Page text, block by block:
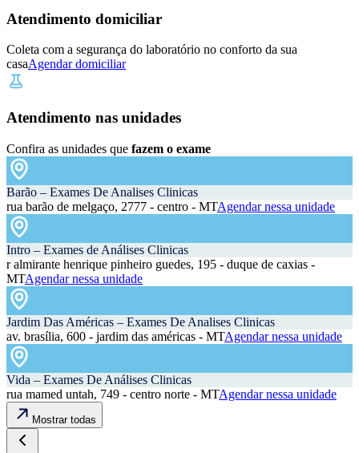
Atendimento domiciliar
Coleta com a segurança do laboratório no conforto da sua
casaAgendar domiciliar
Atendimento nas unidades
Confira as unidades que fazem o exame
Barão – Exames De Analises Clinicas
rua barão de melgaço, 2777 - centro - MTAgendar nessa unidade
Intro – Exames de Análises Clinicas
r almirante henrique pinheiro guedes, 195 - duque de caxias -
MTAgendar nessa unidade
Jardim Das Américas – Exames De Analises Clinicas
av. brasília, 600 - jardim das américas - MTAgendar nessa unidade
Vida – Exames De Análises Clinicas
rua mamed untah, 749 - centro norte - MTAgendar nessa unidade
Mostrar todas